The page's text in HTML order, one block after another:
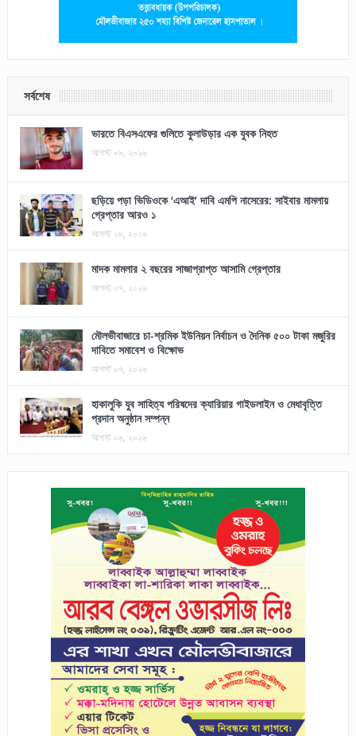
সর্বশেষ
ভারতে বিএসএফের গুলিতে কুলাউড়ার এক যুবক নিহত
আগস্ট ০৯, ২০২৬
ছড়িয়ে পড়া ভিডিওকে ‘এআই’ দাবি এমপি নাসেরের: সাইবার মামলায়
গ্রেপ্তার আরও ১
আগস্ট ০৮, ২০২৬
মাদক মামলার ২ বছরের সাজাপ্রাপ্ত আসামি গ্রেপ্তার
আগস্ট ০৭, ২০২৬
মৌলভীবাজারে চা-শ্রমিক ইউনিয়ন নির্বাচন ও দৈনিক ৫০০ টাকা মজুরির
দাবিতে সমাবেশ ও বিক্ষোভ
আগস্ট ০৭, ২০২৬
হাকালুকি যুব সাহিত্য পরিষদের ক্যারিয়ার গাইডলাইন ও মেধাবৃত্তি
প্রদান অনুষ্ঠান সম্পন্ন
আগস্ট ০৬, ২০২৬